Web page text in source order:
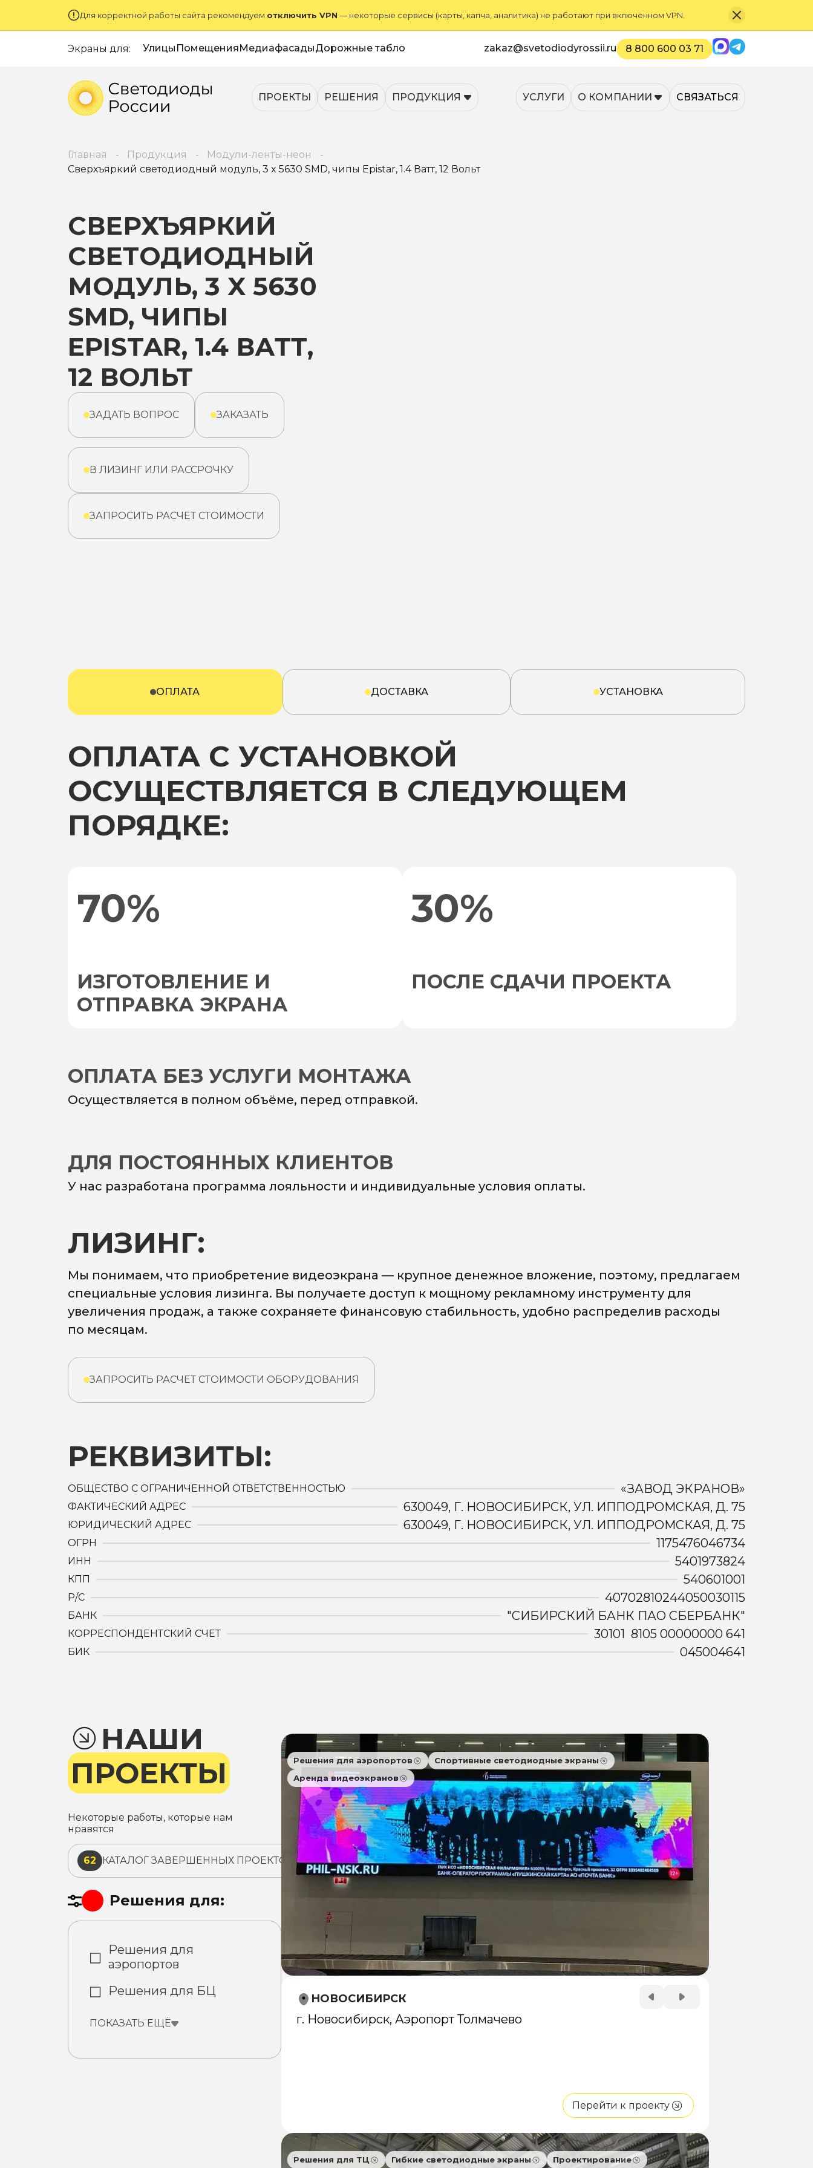
Для корректной работы сайта рекомендуем отключить VPN — некоторые сервисы (карты, капча, аналитика) не работают при включённом VPN.
Экраны для: Улицы ПомещенияМедиафасадыДорожные табло zakaz@svetodiodyrossii.ru 8 800 600 03 71 MaxTelegram
ПРОЕКТЫ РЕШЕНИЯ ПРОДУКЦИЯ УСЛУГИ О КОМПАНИИ СВЯЗАТЬСЯ
Главная Продукция
Модули-ленты-неон
Сверхъяркий светодиодный модуль, 3 x 5630 SMD, чипы Epistar, 1.4 Ватт, 12 Вольт
СВЕРХЪЯРКИЙ
СВЕТОДИОДНЫЙ
МОДУЛЬ, 3 X 5630
SMD, ЧИПЫ
EPISTAR, 1.4 ВАТТ,
12 ВОЛЬТ
ЗАДАТЬ ВОПРОС ЗАКАЗАТЬ
В ЛИЗИНГ ИЛИ РАССРОЧКУ
ЗАПРОСИТЬ РАСЧЕТ СТОИМОСТИ
ОПЛАТА ДОСТАВКА УСТАНОВКА
ОПЛАТА С УСТАНОВКОЙ
ОСУЩЕСТВЛЯЕТСЯ В СЛЕДУЮЩЕМ
ПОРЯДКЕ:
70%
ИЗГОТОВЛЕНИЕ И
ОТПРАВКА ЭКРАНА
30%
ПОСЛЕ СДАЧИ ПРОЕКТА
ОПЛАТА БЕЗ УСЛУГИ МОНТАЖА
Осуществляется в полном объёме, перед отправкой.
ДЛЯ ПОСТОЯННЫХ КЛИЕНТОВ
У нас разработана программа лояльности и индивидуальные условия оплаты.
ЛИЗИНГ:
Мы понимаем, что приобретение видеоэкрана — крупное денежное вложение, поэтому, предлагаем
специальные условия лизинга. Вы получаете доступ к мощному рекламному инструменту для
увеличения продаж, а также сохраняете финансовую стабильность, удобно распределив расходы
по месяцам.
ЗАПРОСИТЬ РАСЧЕТ СТОИМОСТИ ОБОРУДОВАНИЯ
РЕКВИЗИТЫ:
ОБЩЕСТВО С ОГРАНИЧЕННОЙ ОТВЕТСТВЕННОСТЬЮ «ЗАВОД ЭКРАНОВ»
ФАКТИЧЕСКИЙ АДРЕС 630049, Г. НОВОСИБИРСК, УЛ. ИППОДРОМСКАЯ, Д. 75
ЮРИДИЧЕСКИЙ АДРЕС 630049, Г. НОВОСИБИРСК, УЛ. ИППОДРОМСКАЯ, Д. 75
ОГРН 1175476046734
ИНН 5401973824
КПП 540601001
Р/С 40702810244050030115
БАНК "СИБИРСКИЙ БАНК ПАО СБЕРБАНК"
КОРРЕСПОНДЕНТСКИЙ СЧЕТ 30101 8105 00000000 641
БИК 045004641
НАШИ
ПРОЕКТЫ
Некоторые работы, которые нам
нравятся
62 КАТАЛОГ ЗАВЕРШЕННЫХ ПРОЕКТОВ
Решения для:
Решения для
аэропортов
Решения для БЦ
ПОКАЗАТЬ ЕЩЁ
Решения для аэропортов
Спортивные светодиодные экраны
Аренда видеоэкранов
НОВОСИБИРСК
г. Новосибирск, Аэропорт Толмачево
Перейти к проекту
Решения для ТЦ Гибкие светодиодные экраны Проектирование